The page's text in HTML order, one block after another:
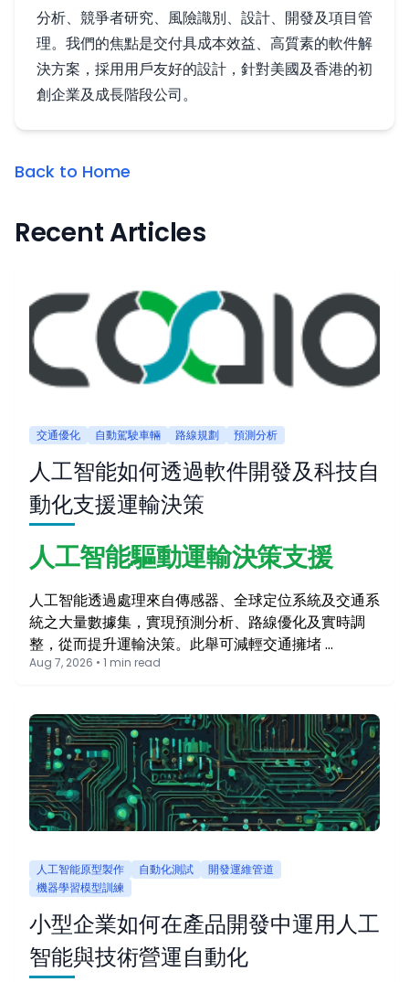
分析、競爭者研究、風險識別、設計、開發及項目管
理。我們的焦點是交付具成本效益、高質素的軟件解
決方案，採用用戶友好的設計，針對美國及香港的初
創企業及成長階段公司。
Back to Home
Recent Articles
交通優化 自動駕駛車輛 路線規劃 預測分析
人工智能如何透過軟件開發及科技自
動化支援運輸決策
人工智能驅動運輸決策支援
人工智能透過處理來自傳感器、全球定位系統及交通系
統之大量數據集，實現預測分析、路線優化及實時調
整，從而提升運輸決策。此舉可減輕交通擁堵 …
Aug 7, 2026 • 1 min read
人工智能原型製作 自動化測試
開發運維管道
機器學習模型訓練
小型企業如何在產品開發中運用人工
智能與技術營運自動化